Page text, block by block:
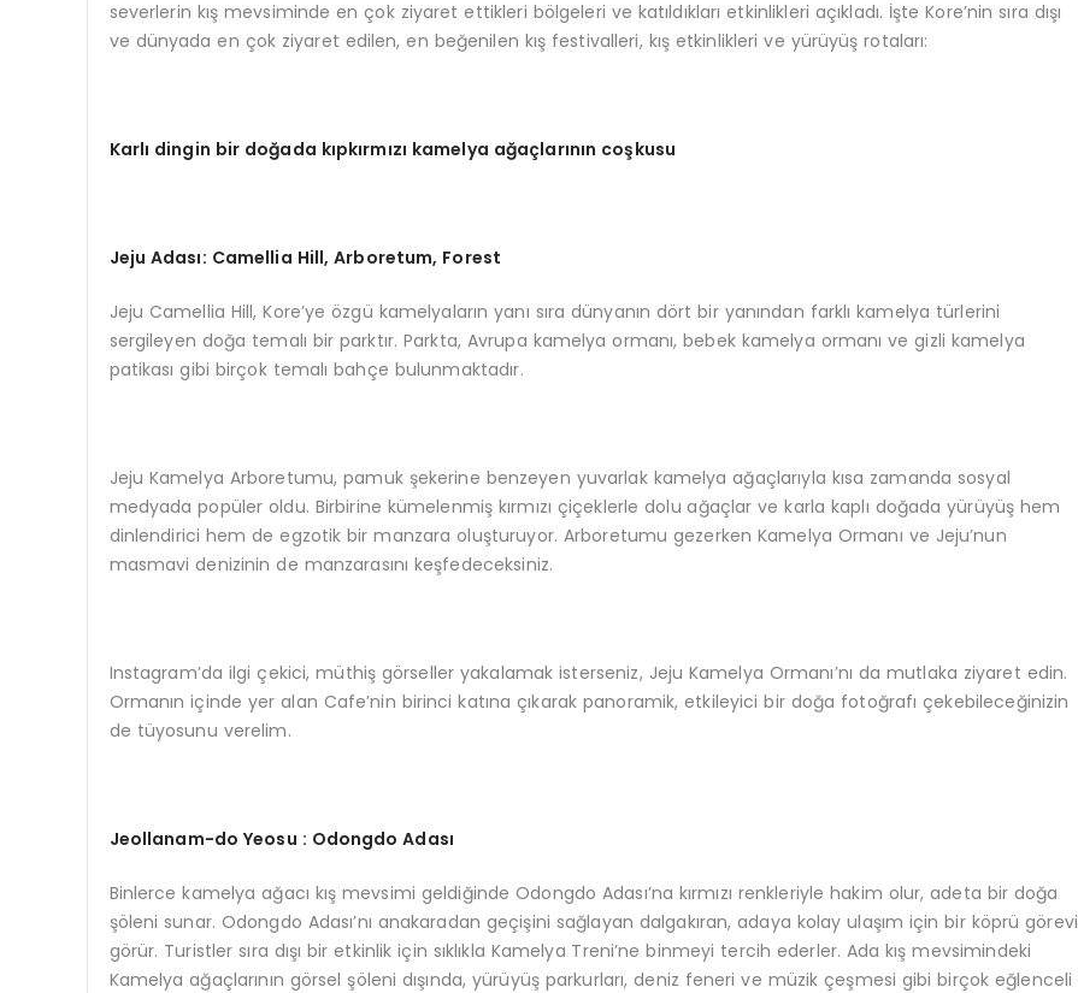
severlerin kış mevsiminde en çok ziyaret ettikleri bölgeleri ve katıldıkları etkinlikleri açıkladı. İşte Kore’nin sıra dışı
ve dünyada en çok ziyaret edilen, en beğenilen kış festivalleri, kış etkinlikleri ve yürüyüş rotaları:
Karlı dingin bir doğada kıpkırmızı kamelya ağaçlarının coşkusu
Jeju Adası: Camellia Hill, Arboretum, Forest
Jeju Camellia Hill, Kore’ye özgü kamelyaların yanı sıra dünyanın dört bir yanından farklı kamelya türlerini
sergileyen doğa temalı bir parktır. Parkta, Avrupa kamelya ormanı, bebek kamelya ormanı ve gizli kamelya
patikası gibi birçok temalı bahçe bulunmaktadır.
Jeju Kamelya Arboretumu, pamuk şekerine benzeyen yuvarlak kamelya ağaçlarıyla kısa zamanda sosyal
medyada popüler oldu. Birbirine kümelenmiş kırmızı çiçeklerle dolu ağaçlar ve karla kaplı doğada yürüyüş hem
dinlendirici hem de egzotik bir manzara oluşturuyor. Arboretumu gezerken Kamelya Ormanı ve Jeju’nun
masmavi denizinin de manzarasını keşfedeceksiniz.
Instagram’da ilgi çekici, müthiş görseller yakalamak isterseniz, Jeju Kamelya Ormanı’nı da mutlaka ziyaret edin.
Ormanın içinde yer alan Cafe’nin birinci katına çıkarak panoramik, etkileyici bir doğa fotoğrafı çekebileceğinizin
de tüyosunu verelim.
Jeollanam-do Yeosu : Odongdo Adası
Binlerce kamelya ağacı kış mevsimi geldiğinde Odongdo Adası’na kırmızı renkleriyle hakim olur, adeta bir doğa
şöleni sunar. Odongdo Adası’nı anakaradan geçişini sağlayan dalgakıran, adaya kolay ulaşım için bir köprü görevi
görür. Turistler sıra dışı bir etkinlik için sıklıkla Kamelya Treni’ne binmeyi tercih ederler. Ada kış mevsimindeki
Kamelya ağaçlarının görsel şöleni dışında, yürüyüş parkurları, deniz feneri ve müzik çeşmesi gibi birçok eğlenceli